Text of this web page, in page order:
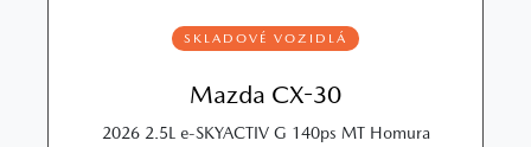
SKLADOVÉ VOZIDLÁ
Mazda CX-30
2026 2.5L e-SKYACTIV G 140ps MT Homura